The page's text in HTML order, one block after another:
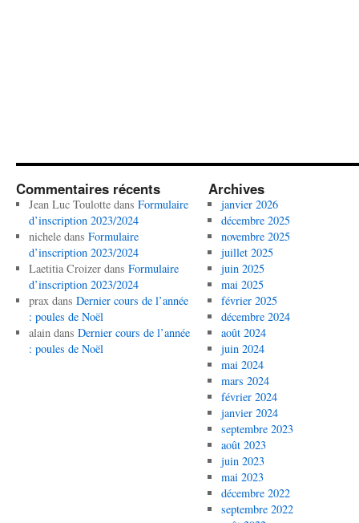
Commentaires récents
Jean Luc Toulottedans Formulaire
d’inscription 2023/2024
nicheledans Formulaire
d’inscription 2023/2024
Laetitia Croizerdans Formulaire
d’inscription 2023/2024
praxdans Dernier cours de l’année
: poules de Noël
alaindans Dernier cours de l’année
: poules de Noël
Archives
janvier 2026
décembre 2025
novembre 2025
juillet 2025
juin 2025
mai 2025
février 2025
décembre 2024
août 2024
juin 2024
mai 2024
mars 2024
février 2024
janvier 2024
septembre 2023
août 2023
juin 2023
mai 2023
décembre 2022
septembre 2022